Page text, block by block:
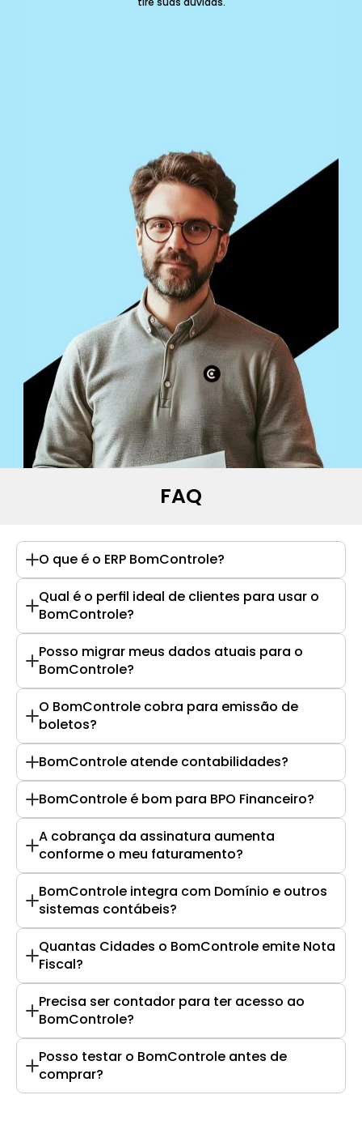
FAQ
O que é o ERP BomControle?
Qual é o perfil ideal de clientes para usar o
BomControle?
Posso migrar meus dados atuais para o
BomControle?
O BomControle cobra para emissão de
boletos?
BomControle atende contabilidades?
BomControle é bom para BPO Financeiro?
A cobrança da assinatura aumenta
conforme o meu faturamento?
BomControle integra com Domínio e outros
sistemas contábeis?
Quantas Cidades o BomControle emite Nota
Fiscal?
Precisa ser contador para ter acesso ao
BomControle?
Posso testar o BomControle antes de
comprar?